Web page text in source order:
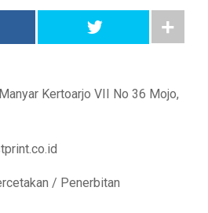
Kertoarjo VII No 36 Mojo,
/ Penerbitan